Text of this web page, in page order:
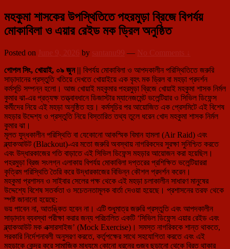
মহকুমা শাসকের উপস্থিতিতে পহরমুড়া ব্রিজে বিপর্যয়
মোকাবিলা ও এয়ার রেইড মক ড্রিল অনুষ্ঠিত
Posted on June 9, 2026 by santanu99 — No Comments ↓
গোপল সিং, খোয়াই, ০৯ জুন || বিপর্যয় মোকাবিলা ও আপদকালীন পরিস্থিতিতে জরুরি
সাড়াদানের প্রস্তুতি খতিয়ে দেখতে খোয়াইয়ে এক বৃহৎ মক ড্রিল বা মহড়া প্রদর্শন
কর্মসূচি সম্পন্ন হলো। আজ খোয়াই মহকুমার পহরমুড়া ব্রিজে খোয়াই মহকুমা শাসক নির্মল
কুমার ঝা-এর প্রত্যক্ষ তত্ত্বাবধানে ডিজাস্টার ম্যানেজমেন্ট ভলেন্টিয়ার ও সিভিল ডিফেন্স
কর্মীদের নিয়ে এই মহড়া অনুষ্ঠিত হয়। কর্মসূচির পর আয়োজিত এক প্রেসমিটে এই বিশেষ
মহড়ার উদ্দেশ্য ও প্রস্তুতি নিয়ে বিস্তারিত তথ্য তুলে ধরেন খোদ মহকুমা শাসক নির্মল
কুমার ঝা।
মূলত যুদ্ধকালীন পরিস্থিতি বা যেকোনো আকস্মিক বিমান হামলা (Air Raid) এবং
ব্ল্যাকআউট (Blackout)-এর মতো জরুরি অবস্থায় নাগরিকদের সুরক্ষা সুনিশ্চিত করতে
এবং উদ্ধারকাজের গতি বাড়াতে এই সিভিল ডিফেন্স মহড়ার আয়োজন করা হয়েছিল।
পহরমুড়া ব্রিজ সংলগ্ন এলাকায় বিপর্যয় মোকাবিলা দপ্তরের প্রশিক্ষিত ভলেন্টিয়াররা
কৃত্রিম পরিস্থিতি তৈরি করে উদ্ধারকাজের বিভিন্ন কৌশল প্রদর্শন করেন।
মহকুমা প্রশাসন ও সাইবার সেলের পক্ষ থেকে এই মহড়া চলাকালীন সাধারণ মানুষের
উদ্দেশ্যে বিশেষ সতর্কতা ও সচেতনতামূলক বার্তা দেওয়া হয়েছে। প্রশাসনের তরফ থেকে
স্পষ্ট জানানো হয়েছে:
ভয় পাবেন না, আতঙ্কিত হবেন না। এটি শুধুমাত্র জরুরি প্রস্তুতি এবং আপদকালীন
সাড়াদান ব্যবস্থা পরীক্ষা করার জন্য পরিচালিত একটি ‘সিভিল ডিফেন্স এয়ার রেইড এবং
ব্ল্যাকআউট মক এক্সারসাইজ’ (Mock Exercise)। সমস্ত নাগরিককে শান্ত থাকতে,
সরকারি নির্দেশনাবলী অনুসরণ করতে, কর্তৃপক্ষের সাথে সহযোগিতা করতে এবং এই
মহড়াকে কেন্দ্র করে সামাজিক মাধ্যমে কোনো ধরনের গুজব ছড়ানো থেকে বিরত থাকার